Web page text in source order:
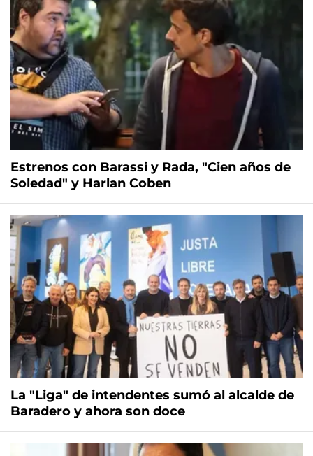
Estrenos con Barassi y Rada, "Cien años de
Soledad" y Harlan Coben
La "Liga" de intendentes sumó al alcalde de
Baradero y ahora son doce